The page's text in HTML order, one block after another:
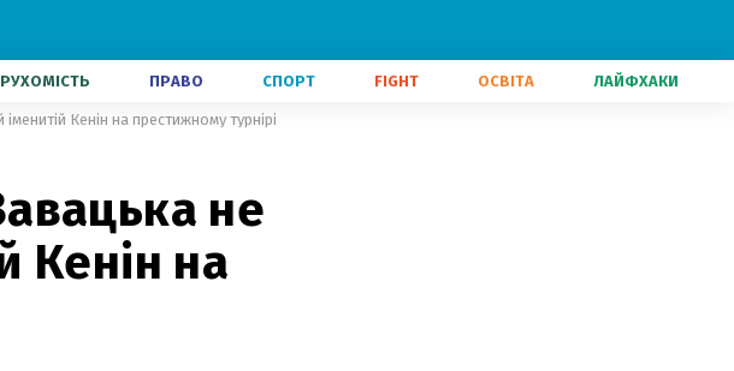
ПРАВО СПОРТ FIGHT ОСВІТА ЛАЙФХАКИ
Кенін на престижному турнірі
не
Кенін на